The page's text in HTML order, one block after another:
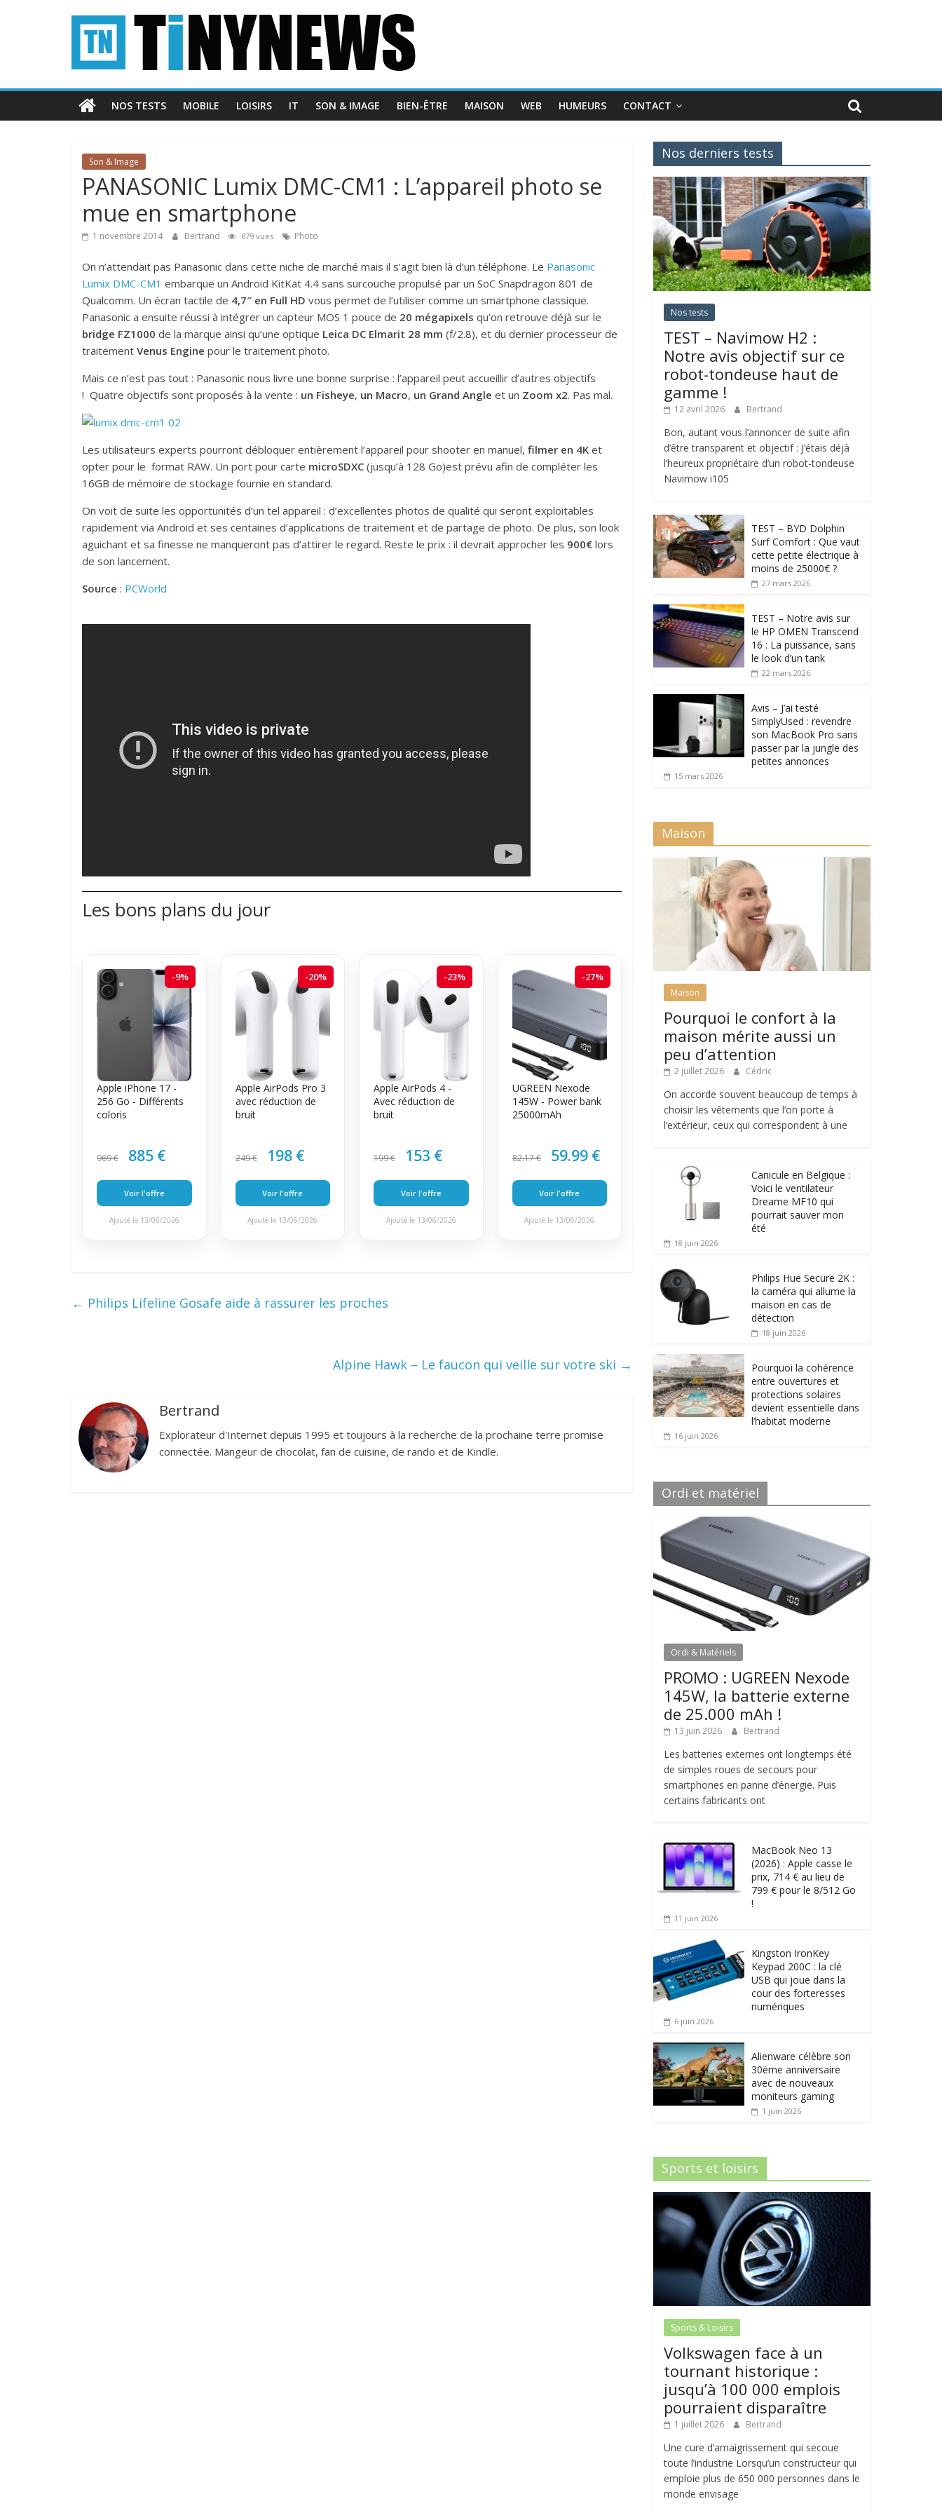
Tinynews
Le
belge
connectéNOS TESTS MOBILE LOISIRS IT SON & IMAGE BIEN-ÊTRE MAISON WEB HUMEURS CONTACT
Son & Image
PANASONIC Lumix DMC-CM1 : L’appareil photo se
mue en smartphone
1 novembre 2014 Bertrand 879 vues Photo
On n’attendait pas Panasonic dans cette niche de marché mais il s’agit bien là d’un téléphone. Le Panasonic
Lumix DMC-CM1 embarque un Android KitKat 4.4 sans surcouche propulsé par un SoC Snapdragon 801 de
Qualcomm. Un écran tactile de 4,7″ en Full HD vous permet de l’utiliser comme un smartphone classique.
Panasonic a ensuite réussi à intégrer un capteur MOS 1 pouce de 20 mégapixels qu’on retrouve déjà sur le
bridge FZ1000 de la marque ainsi qu’une optique Leica DC Elmarit 28 mm (f/2.8), et du dernier processeur de
traitement Venus Engine pour le traitement photo.
Mais ce n’est pas tout : Panasonic nous livre une bonne surprise : l’appareil peut accueillir d’autres objectifs
! Quatre objectifs sont proposés à la vente : un Fisheye, un Macro, un Grand Angle et un Zoom x2. Pas mal.
Les utilisateurs experts pourront débloquer entièrement l’appareil pour shooter en manuel, filmer en 4K et
opter pour le format RAW. Un port pour carte microSDXC (jusqu’à 128 Go)est prévu afin de compléter les
16GB de mémoire de stockage fournie en standard.
On voit de suite les opportunités d’un tel appareil : d’excellentes photos de qualité qui seront exploitables
rapidement via Android et ses centaines d’applications de traitement et de partage de photo. De plus, son look
aguichant et sa finesse ne manqueront pas d’attirer le regard. Reste le prix : il devrait approcher les 900€ lors
de son lancement.
Source : PCWorld
Les bons plans du jour
-9%
Apple iPhone 17 -
256 Go - Différents
coloris
969 € 885 €
Voir l'offre
Ajouté le 13/06/2026
-20%
Apple AirPods Pro 3
avec réduction de
bruit
249 € 198 €
Voir l'offre
Ajouté le 13/06/2026
-23%
Apple AirPods 4 -
Avec réduction de
bruit
199 € 153 €
Voir l'offre
Ajouté le 13/06/2026
-27%
UGREEN Nexode
145W - Power bank
25000mAh
82.17 € 59.99 €
Voir l'offre
Ajouté le 13/06/2026
← Philips Lifeline Gosafe aide à rassurer les proches
Alpine Hawk – Le faucon qui veille sur votre ski →
Bertrand
Explorateur d'Internet depuis 1995 et toujours à la recherche de la prochaine terre promise
connectée. Mangeur de chocolat, fan de cuisine, de rando et de Kindle.
Nos derniers tests
Nos tests
TEST – Navimow H2 :
Notre avis objectif sur ce
robot-tondeuse haut de
gamme !
12 avril 2026 Bertrand
Bon, autant vous l’annoncer de suite afin
d’être transparent et objectif : J’étais déjà
l’heureux propriétaire d’un robot-tondeuse
Navimow i105
TEST – BYD Dolphin
Surf Comfort : Que vaut
cette petite électrique à
moins de 25000€ ?
27 mars 2026
TEST – Notre avis sur
le HP OMEN Transcend
16 : La puissance, sans
le look d’un tank
22 mars 2026
Avis – J’ai testé
SimplyUsed : revendre
son MacBook Pro sans
passer par la jungle des
petites annonces
15 mars 2026
Maison
Maison
Pourquoi le confort à la
maison mérite aussi un
peu d’attention
2 juillet 2026 Cédric
On accorde souvent beaucoup de temps à
choisir les vêtements que l’on porte à
l’extérieur, ceux qui correspondent à une
Canicule en Belgique :
Voici le ventilateur
Dreame MF10 qui
pourrait sauver mon
été
18 juin 2026
Philips Hue Secure 2K :
la caméra qui allume la
maison en cas de
détection
18 juin 2026
Pourquoi la cohérence
entre ouvertures et
protections solaires
devient essentielle dans
l’habitat moderne
16 juin 2026
Ordi et matériel
Ordi & Matériels
PROMO : UGREEN Nexode
145W, la batterie externe
de 25.000 mAh !
13 juin 2026 Bertrand
Les batteries externes ont longtemps été
de simples roues de secours pour
smartphones en panne d’énergie. Puis
certains fabricants ont
MacBook Neo 13
(2026) : Apple casse le
prix, 714 € au lieu de
799 € pour le 8/512 Go
!
11 juin 2026
Kingston IronKey
Keypad 200C : la clé
USB qui joue dans la
cour des forteresses
numériques
6 juin 2026
Alienware célèbre son
30ème anniversaire
avec de nouveaux
moniteurs gaming
1 juin 2026
Sports et loisirs
Sports & Loisirs
Volkswagen face à un
tournant historique :
jusqu’à 100 000 emplois
pourraient disparaître
1 juillet 2026 Bertrand
Une cure d’amaigrissement qui secoue
toute l’industrie Lorsqu’un constructeur qui
emploie plus de 650 000 personnes dans le
monde envisage